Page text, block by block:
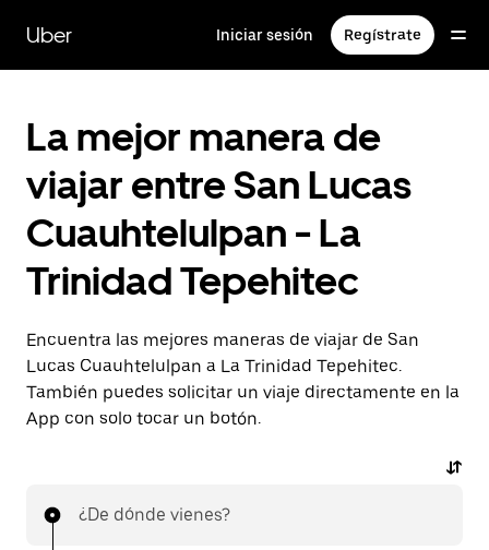
contenido
principal
Uber Iniciar sesión Regístrate
La mejor manera de
viajar entre San Lucas
Cuauhtelulpan - La
Trinidad Tepehitec
Encuentra las mejores maneras de viajar de San
Lucas Cuauhtelulpan a La Trinidad Tepehitec.
También puedes solicitar un viaje directamente en la
App con solo tocar un botón.
¿De dónde vienes?